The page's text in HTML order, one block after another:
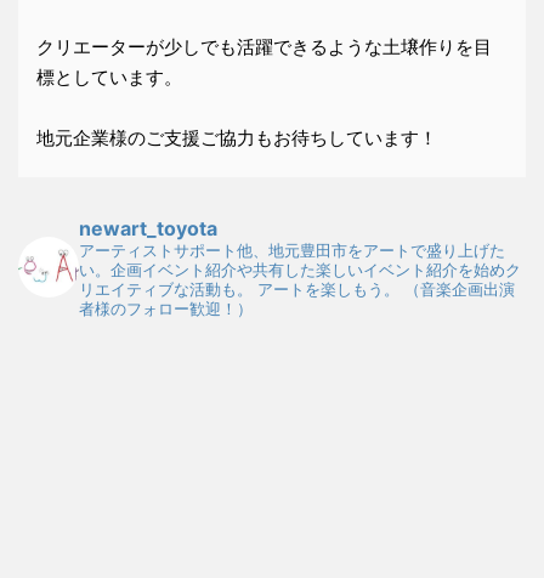
クリエーターが少しでも活躍できるような土壌作りを目
標としています。
地元企業様のご支援ご協力もお待ちしています！
newart_toyota
アーティストサポート他、地元豊田市をアートで盛り上げた
い。企画イベント紹介や共有した楽しいイベント紹介を始めク
リエイティブな活動も。
アートを楽しもう。
（音楽企画出演
者様のフォロー歓迎！）